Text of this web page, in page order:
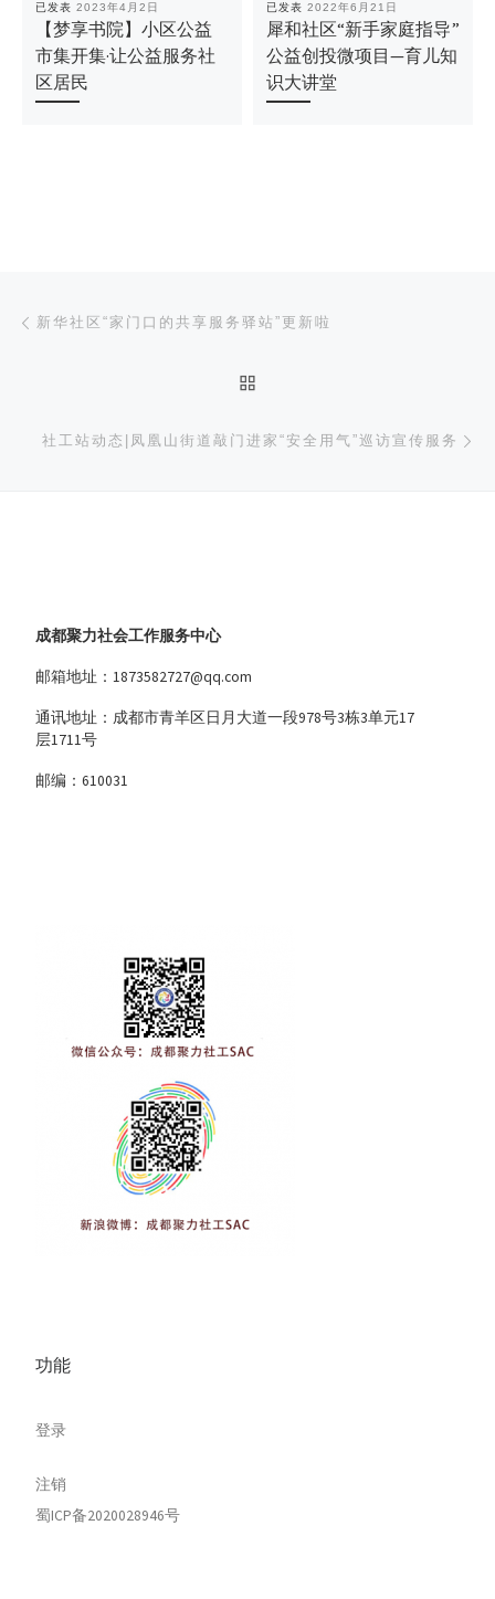
已发表 2023年4月2日
【梦享书院】小区公益
市集开集·让公益服务社
区居民
已发表 2022年6月21日
犀和社区“新手家庭指导”
公益创投微项目—育儿知
识大讲堂
文章导航
新华社区“家门口的共享服务驿站”更新啦
社工站动态|凤凰山街道敲门进家“安全用气”巡访宣传服务
成都聚力社会工作服务中心
邮箱地址：1873582727@qq.com
通讯地址：成都市青羊区日月大道一段978号3栋3单元17
层1711号
邮编：610031
功能
登录
注销
蜀ICP备2020028946号